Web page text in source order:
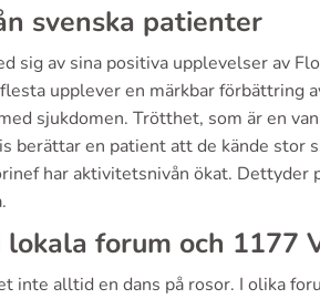
svenska patienter
sig av sina positiva upplevelser av
upplever en märkbar förbättring
sjukdomen. Trötthet, som är en
berättar en patient att de kände stor
har aktivitetsnivån ökat. Dettyder
forum och 1177
inte alltid en dans på rosor. I olika